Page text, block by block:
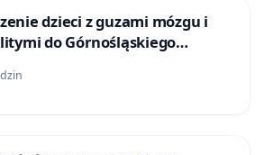
dzieci z guzami mózgu i
do Górnośląskiego
Dziecka w Katowicach